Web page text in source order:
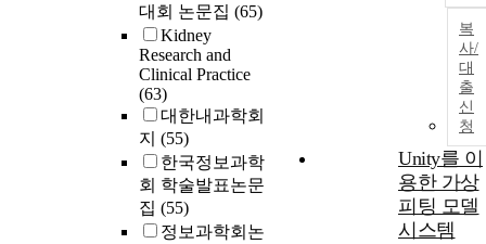
대회 논문집 (65)
Kidney
Research and
Clinical Practice
(63)
대한내과학회
지 (55)
한국정보과학
회 학술발표논문
집 (55)
정보과학회논
복
사/
대
출
신
청
Unity를 이
용한 가상
피팅 모델
시스템